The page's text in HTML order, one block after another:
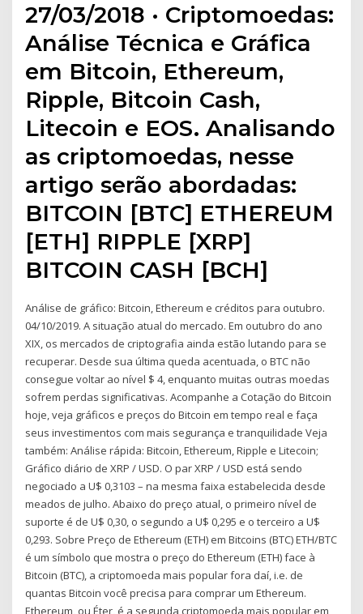
27/03/2018 · Criptomoedas:
Análise Técnica e Gráfica
em Bitcoin, Ethereum,
Ripple, Bitcoin Cash,
Litecoin e EOS. Analisando
as criptomoedas, nesse
artigo serão abordadas:
BITCOIN [BTC] ETHEREUM
[ETH] RIPPLE [XRP]
BITCOIN CASH [BCH]
Análise de gráfico: Bitcoin, Ethereum e créditos para outubro.
04/10/2019. A situação atual do mercado. Em outubro do ano
XIX, os mercados de criptografia ainda estão lutando para se
recuperar. Desde sua última queda acentuada, o BTC não
consegue voltar ao nível $ 4, enquanto muitas outras moedas
sofrem perdas significativas. Acompanhe a Cotação do Bitcoin
hoje, veja gráficos e preços do Bitcoin em tempo real e faça
seus investimentos com mais segurança e tranquilidade Veja
também: Análise rápida: Bitcoin, Ethereum, Ripple e Litecoin;
Gráfico diário de XRP / USD. O par XRP / USD está sendo
negociado a U$ 0,3103 – na mesma faixa estabelecida desde
meados de julho. Abaixo do preço atual, o primeiro nível de
suporte é de U$ 0,30, o segundo a U$ 0,295 e o terceiro a U$
0,293. Sobre Preço de Ethereum (ETH) em Bitcoins (BTC) ETH/BTC
é um símbolo que mostra o preço do Ethereum (ETH) face à
Bitcoin (BTC), a criptomoeda mais popular fora daí, i.e. de
quantas Bitcoin você precisa para comprar um Ethereum.